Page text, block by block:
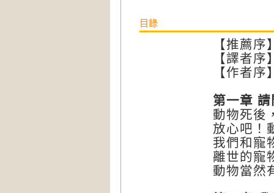
目錄
【推薦
【譯者
【作者
第一章
動物死後
放心吧！
我們和寵
離世的寵
動物當然